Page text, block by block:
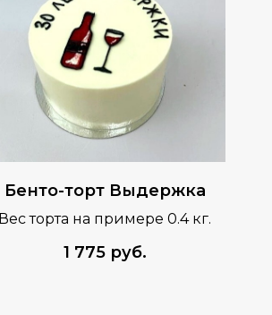
Бенто-торт Выдержка
Вес торта на примере 0.4 кг.
1 775 руб.